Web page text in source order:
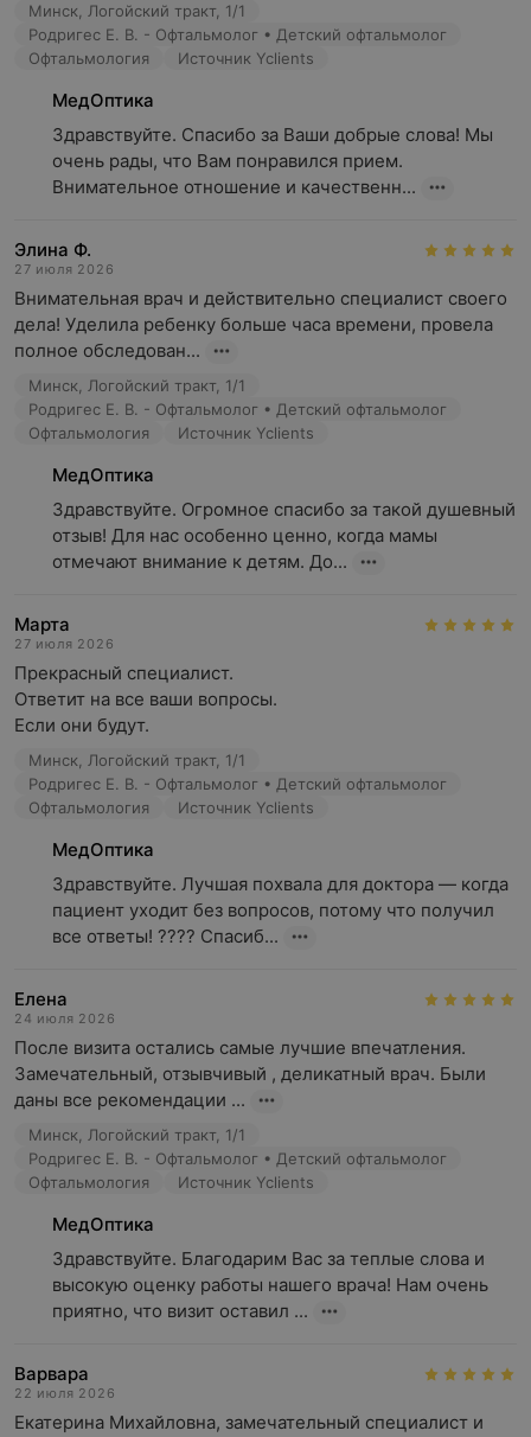
Минск, Логойский тракт, 1/1
Родригес Е. В. - Офтальмолог • Детский офтальмолог
Офтальмология
Источник Yclients
МедОптика
Здравствуйте. Спасибо за Ваши добрые слова! Мы
очень рады, что Вам понравился прием.
Внимательное отношение и качественн...
Элина Ф.
27 июля 2026
Внимательная врач и действительно специалист своего
дела! Уделила ребенку больше часа времени, провела
полное обследован...
Минск, Логойский тракт, 1/1
Родригес Е. В. - Офтальмолог • Детский офтальмолог
Офтальмология
Источник Yclients
МедОптика
Здравствуйте. Огромное спасибо за такой душевный
отзыв! Для нас особенно ценно, когда мамы
отмечают внимание к детям. До...
Марта
27 июля 2026
Прекрасный специалист.
Ответит на все ваши вопросы.
Если они будут.
Минск, Логойский тракт, 1/1
Родригес Е. В. - Офтальмолог • Детский офтальмолог
Офтальмология
Источник Yclients
МедОптика
Здравствуйте. Лучшая похвала для доктора — когда
пациент уходит без вопросов, потому что получил
все ответы! ???? Спасиб...
Елена
24 июля 2026
После визита остались самые лучшие впечатления.
Замечательный, отзывчивый , деликатный врач. Были
даны все рекомендации ...
Минск, Логойский тракт, 1/1
Родригес Е. В. - Офтальмолог • Детский офтальмолог
Офтальмология
Источник Yclients
МедОптика
Здравствуйте. Благодарим Вас за теплые слова и
высокую оценку работы нашего врача! Нам очень
приятно, что визит оставил ...
Варвара
22 июля 2026
Екатерина Михайловна, замечательный специалист и